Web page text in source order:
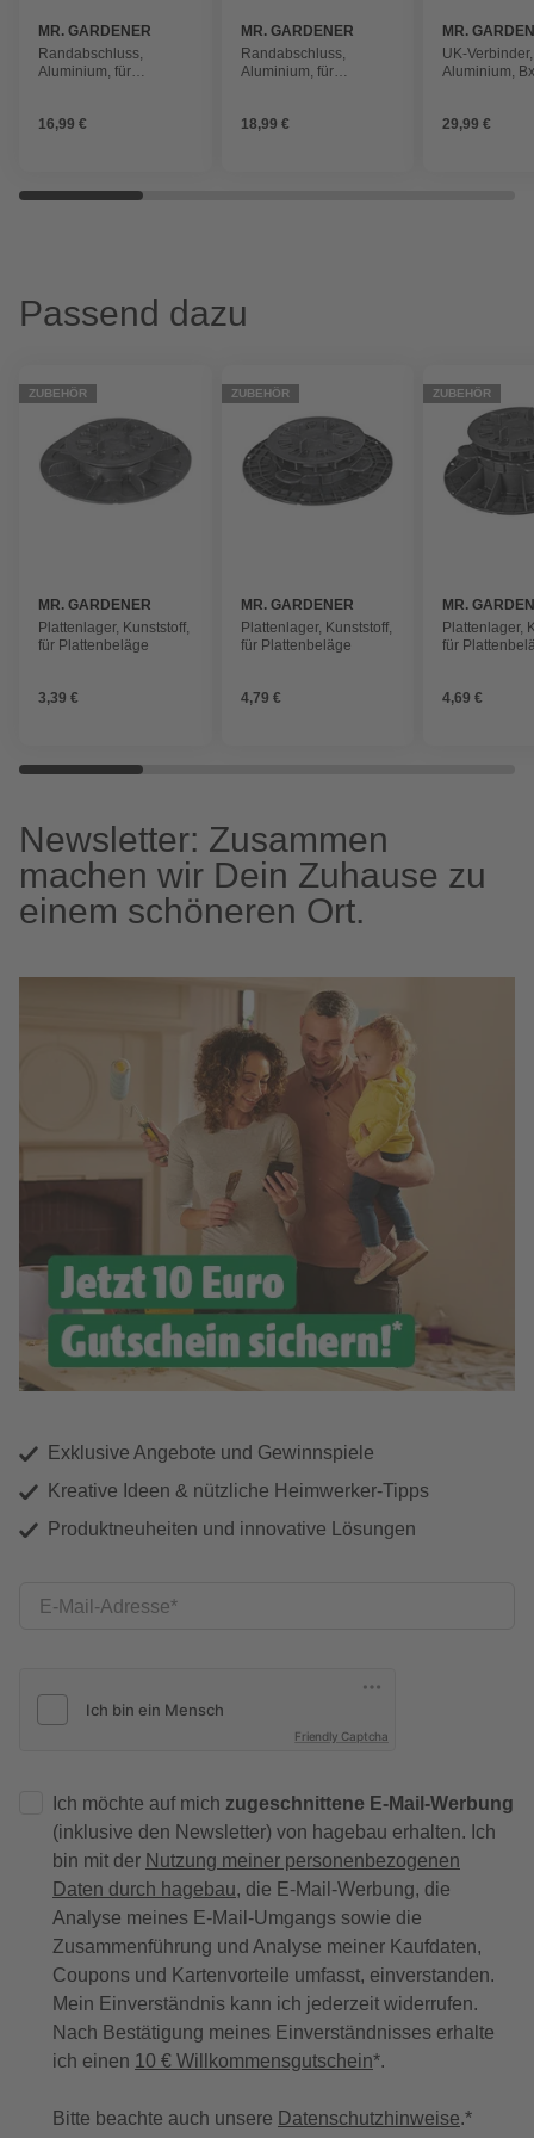
MR. GARDENER
Randabschluss,
Aluminium, für
16,99 €
MR. GARDENER
Randabschluss,
Aluminium, für
18,99 €
MR.
UK-Verbinder,
Aluminium,
29,99 €
Passend dazu
ZUBEHÖR
MR. GARDENER
Plattenlager, Kunststoff,
für Plattenbeläge
3,39 €
ZUBEHÖR
MR. GARDENER
Plattenlager, Kunststoff,
für Plattenbeläge
4,79 €
ZUBEHÖR
MR.
Plattenlager,
für
4,69 €
Newsletter: Zusammen
machen wir Dein Zuhause zu
einem schöneren Ort.
Exklusive Angebote und Gewinnspiele
Kreative Ideen & nützliche Heimwerker-Tipps
Produktneuheiten und innovative Lösungen
E-Mail-Adresse
Friendly Captcha
Ich möchte auf mich zugeschnittene E-Mail-Werbung
(inklusive den Newsletter) von hagebau erhalten. Ich
bin mit der Nutzung meiner personenbezogenen
Daten durch hagebau, die E-Mail-Werbung, die
Analyse meines E-Mail-Umgangs sowie die
Zusammenführung und Analyse meiner Kaufdaten,
Coupons und Kartenvorteile umfasst, einverstanden.
Mein Einverständnis kann ich jederzeit widerrufen.
Nach Bestätigung meines Einverständnisses erhalte
ich einen 10 € Willkommensgutschein*.
Bitte beachte auch unsere Datenschutzhinweise.